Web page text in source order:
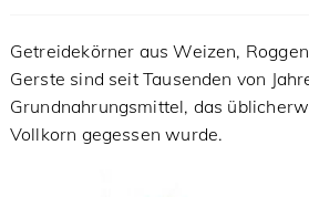
Getreidekörner aus Weizen,
Gerste sind seit Tausenden von
Grundnahrungsmittel, das
Vollkorn gegessen wurde.